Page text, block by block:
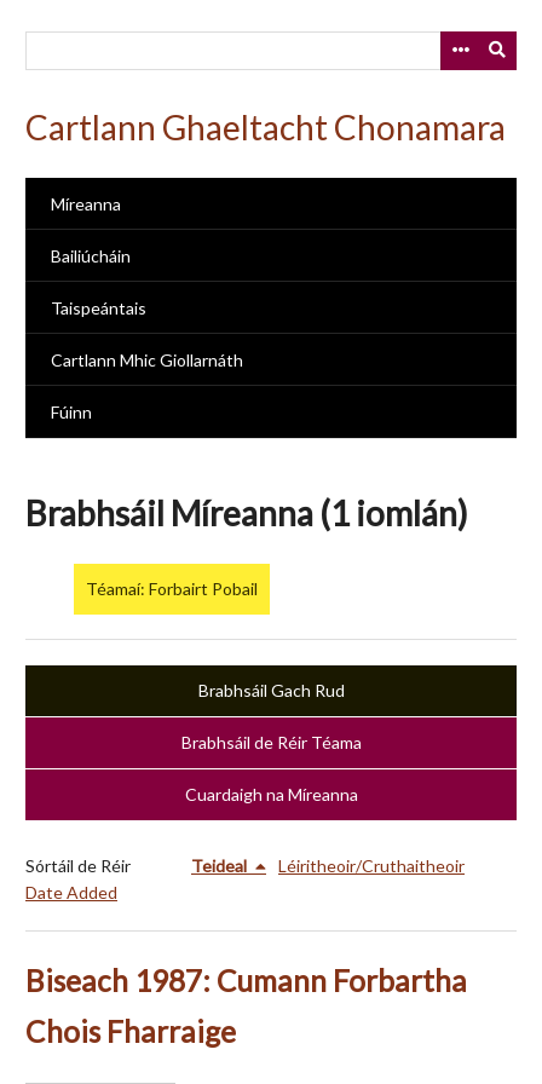
Cartlann Ghaeltacht Chonamara
Míreanna
Bailiúcháin
Taispeántais
Cartlann Mhic Giollarnáth
Fúinn
Brabhsáil Míreanna (1 iomlán)
Téamaí: Forbairt Pobail
Brabhsáil Gach Rud
Brabhsáil de Réir Téama
Cuardaigh na Míreanna
Sórtáil de Réir Teideal
Léiritheoir/Cruthaitheoir
Date Added
Biseach 1987: Cumann Forbartha
Chois Fharraige